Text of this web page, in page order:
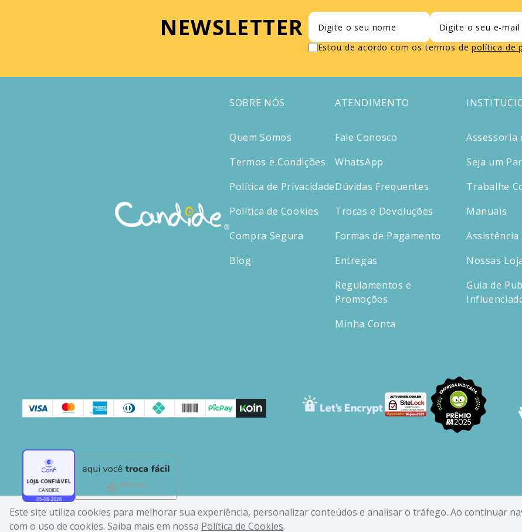
Este site utiliza cookies para melhorar sua experiência, personalizar conteúdos e analisar o tráfego. Ao continuar
com o uso de cookies. Saiba mais em nossa Política de Cookies.
NEWSLETTER
Estou de acordo com os termos de política de
SOBRE NÓS
Quem Somos
Termos e Condições
Política de Privacidade
Política de Cookies
Compra Segura
Blog
ATENDIMENTO
Fale Conosco
WhatsApp
Dúvidas Frequentes
Trocas e Devoluções
Formas de Pagamento
Entregas
Regulamentos e
Promoções
Minha Conta
Assessoria
Seja um
Trabalhe
Manuais
Assistência
Nossas
Guia de